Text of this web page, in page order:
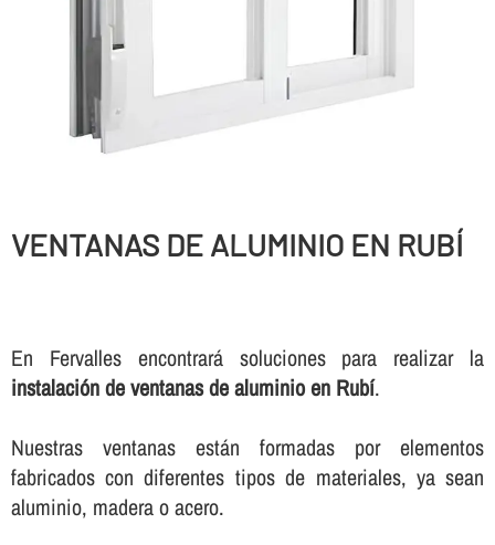
VENTANAS DE ALUMINIO EN RUBÍ
En Fervalles encontrará soluciones para realizar la
instalación de ventanas de aluminio en Rubí.
Nuestras ventanas están formadas por elementos
fabricados con diferentes tipos de materiales, ya sean
aluminio, madera o acero.